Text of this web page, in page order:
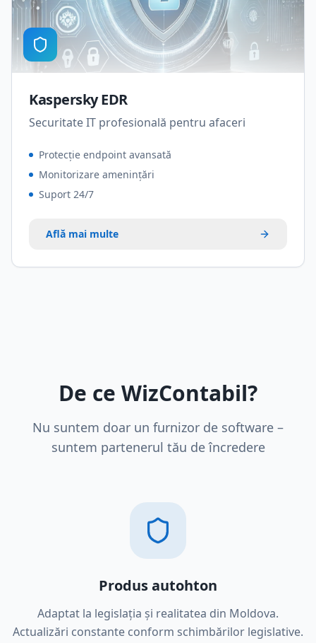
Kaspersky EDR
Securitate IT profesională pentru afaceri
Protecție endpoint avansată
Monitorizare amenințări
Suport 24/7
Află mai multe
De ce WizContabil?
Nu suntem doar un furnizor de software –
suntem partenerul tău de încredere
Produs autohton
Adaptat la legislația și realitatea din Moldova.
Actualizări constante conform schimbărilor legislative.